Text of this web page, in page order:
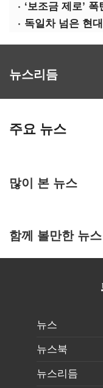
‘보조금 제로’
뉴스리듬
주요 뉴스
많이 본 뉴스
함께 볼만한 뉴스
뉴스
뉴스북
뉴스리듬